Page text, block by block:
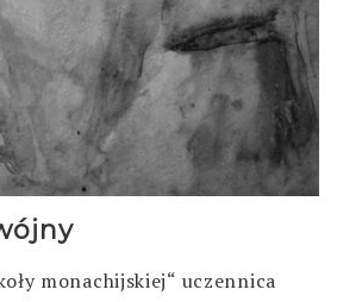
monachijskiej“ uczennica